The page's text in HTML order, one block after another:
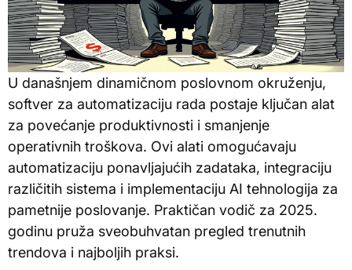
U današnjem dinamičnom poslovnom okruženju,
softver za automatizaciju rada postaje ključan alat
za povećanje produktivnosti i smanjenje
operativnih troškova. Ovi alati omogućavaju
automatizaciju ponavljajućih zadataka, integraciju
različitih sistema i implementaciju AI tehnologija za
pametnije poslovanje. Praktičan vodič za 2025.
godinu pruža sveobuhvatan pregled trenutnih
trendova i najboljih praksi.